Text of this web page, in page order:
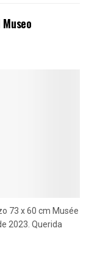
73 x 60 cm Musée
2023. Querida